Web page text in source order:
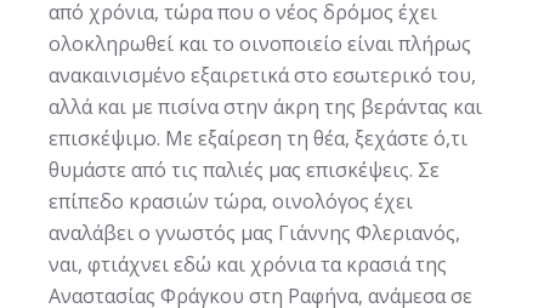
από χρόνια, τώρα που ο νέος δρόμος έχει
ολοκληρωθεί και το οινοποιείο είναι πλήρως
ανακαινισμένο εξαιρετικά στο εσωτερικό του,
αλλά και με πισίνα στην άκρη της βεράντας και
επισκέψιμο. Με εξαίρεση τη θέα, ξεχάστε ό,τι
θυμάστε από τις παλιές μας επισκέψεις. Σε
επίπεδο κρασιών τώρα, οινολόγος έχει
αναλάβει ο γνωστός μας Γιάννης Φλεριανός,
ναι, φτιάχνει εδώ και χρόνια τα κρασιά της
Αναστασίας Φράγκου στη Ραφήνα, ανάμεσα σε